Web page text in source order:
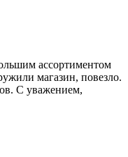
ассортиментом
магазин, повезло.
С уважением,